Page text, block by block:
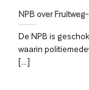
NPB over
De NPB is
waarin
[...]